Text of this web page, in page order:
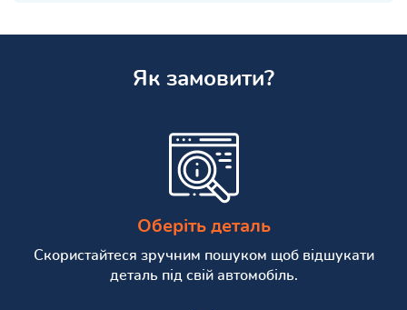
Як замовити?
Оберіть деталь
Скористайтеся зручним пошуком щоб відшукати
деталь під свій автомобіль.